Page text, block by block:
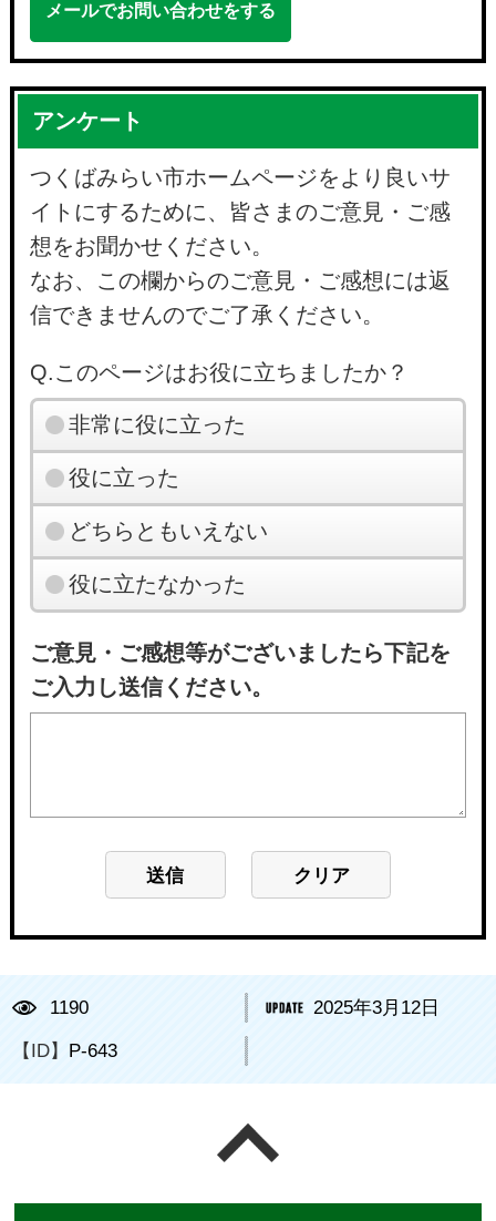
メールでお問い合わせをする
アンケート
つくばみらい市ホームページをより良いサ
イトにするために、皆さまのご意見・ご感
想をお聞かせください。
なお、この欄からのご意見・ご感想には返
信できませんのでご了承ください。
Q.このページはお役に立ちましたか？
非常に役に立った
役に立った
どちらともいえない
役に立たなかった
ご意見・ご感想等がございましたら下記を
ご入力し送信ください。
1190 2025年3月12日
【ID】 P-643